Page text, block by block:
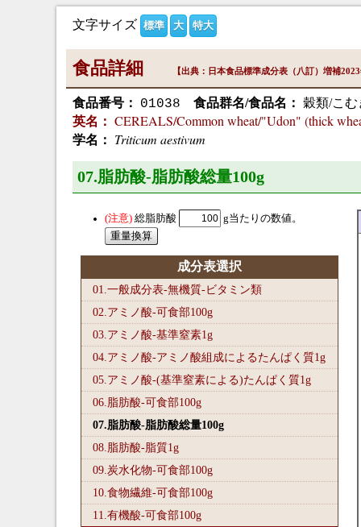
文字サイズ 標準 大 特大
食品詳細 【出典：日本食品標準成分表（八訂）増補
食品番号： 01038 食品群名/食品名： 穀類/こ
英名： CEREALS/Common wheat/"Udon" (thick
学名： Triticum aestivum
07.脂肪酸-脂肪酸総量100g
総脂肪酸 g当たりの数値。
成分表選択
01.一般成分表-無機質-ビタミン類
02.アミノ酸-可食部100g
03.アミノ酸-基準窒素1g
04.アミノ酸-アミノ酸組成によるたんぱく質1g
05.アミノ酸-(基準窒素による)たんぱく質1g
06.脂肪酸-可食部100g
07.脂肪酸-脂肪酸総量100g
08.脂肪酸-脂質1g
09.炭水化物-可食部100g
10.食物繊維-可食部100g
11.有機酸-可食部100g